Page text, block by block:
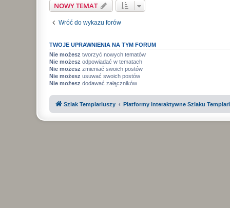
NOWY TEMAT
Wróć do wykazu forów
TWOJE UPRAWNIENIA NA TYM FORUM
Nie możesz tworzyć nowych tematów
Nie możesz odpowiadać w tematach
Nie możesz zmieniać swoich postów
Nie możesz usuwać swoich postów
Nie możesz dodawać załączników
Szlak Templariuszy Platformy interaktywne Szlaku